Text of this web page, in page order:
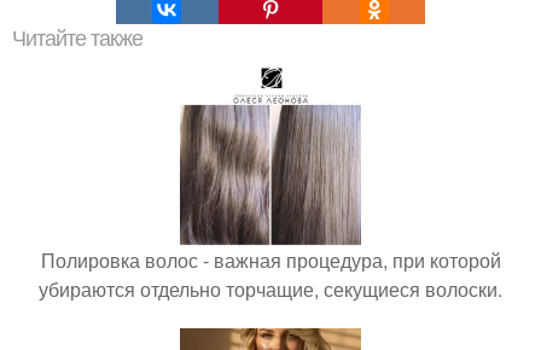
Читайте также
Полировка волос - важная процедура, при которой
убираются отдельно торчащие, секущиеся волоски.